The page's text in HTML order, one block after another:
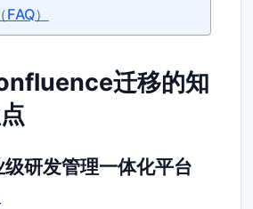
）
迁移的知
级研发管理一体化平台